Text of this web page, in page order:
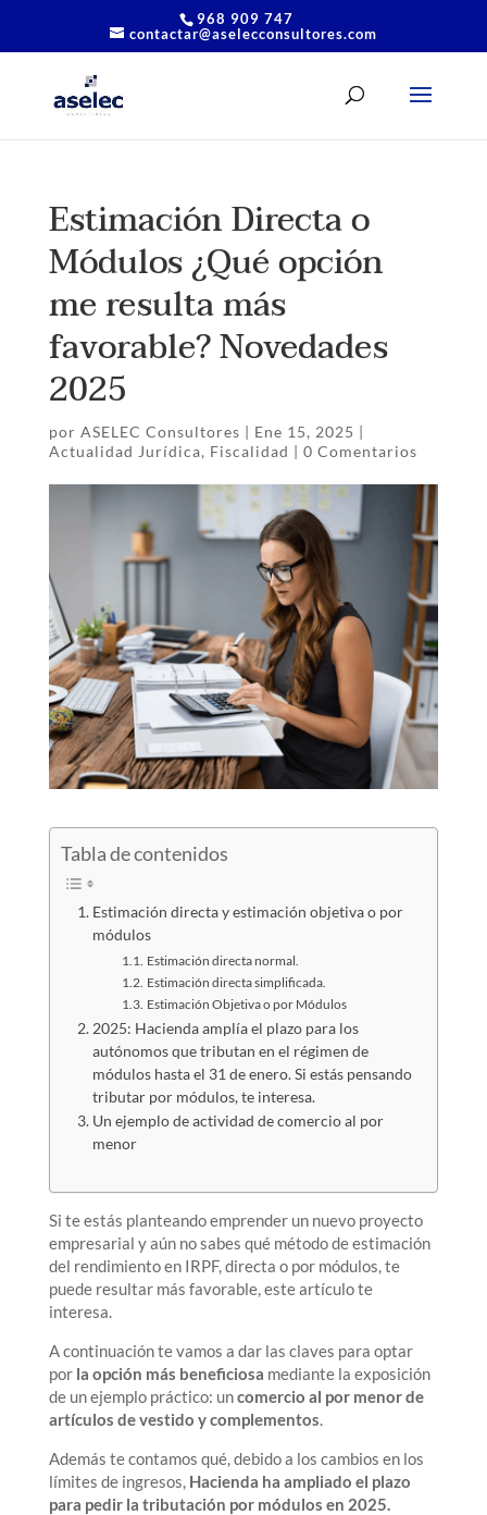
968 909 747
contactar@aselecconsultores.com
Estimación Directa o
Módulos ¿Qué opción
me resulta más
favorable? Novedades
2025
por ASELEC Consultores | Ene 15, 2025 |
Actualidad Jurídica, Fiscalidad | 0 Comentarios
Tabla de contenidos
Estimación directa y estimación objetiva o por
módulos
Estimación directa normal.
Estimación directa simplificada.
Estimación Objetiva o por Módulos
2025: Hacienda amplía el plazo para los
autónomos que tributan en el régimen de
módulos hasta el 31 de enero. Si estás pensando
tributar por módulos, te interesa.
Un ejemplo de actividad de comercio al por
menor
Si te estás planteando emprender un nuevo proyecto
empresarial y aún no sabes qué método de estimación
del rendimiento en IRPF, directa o por módulos, te
puede resultar más favorable, este artículo te
interesa.
A continuación te vamos a dar las claves para optar
por la opción más beneficiosa mediante la exposición
de un ejemplo práctico: uncomercio al por menor de
artículos de vestido y complementos
Además te contamos qué, debido a los cambios en los
límites de ingresos, Hacienda ha ampliado el plazo
para pedir la tributación por módulos en 2025.